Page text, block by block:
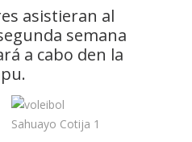
asistieran al
semana
a cabo den la